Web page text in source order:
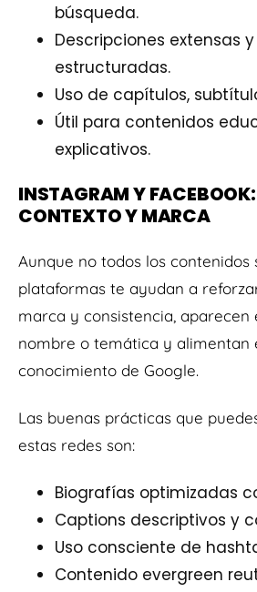
búsqueda.
Descripciones extensas
estructuradas.
Uso de capítulos,
Útil para contenidos
explicativos.
INSTAGRAM Y
CONTEXTO Y MARCA
Aunque no todos los contenidos
plataformas te ayudan a
marca y consistencia, aparecen
nombre o temática y alimentan
conocimiento de Google.
Las buenas prácticas que
estas redes son:
Biografías optimizadas
Captions descriptivos y
Uso consciente de
Contenido evergreen